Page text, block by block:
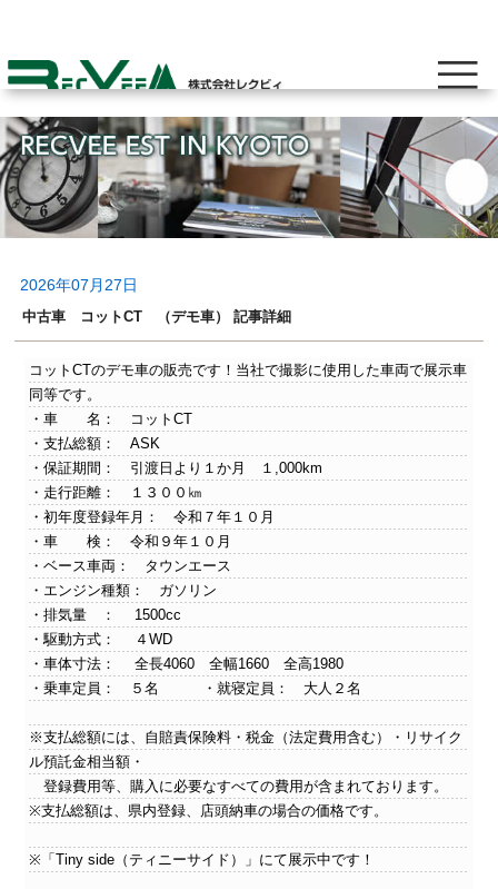
2026年07月27日
中古車 コットCT （デモ車） 記事詳細
コットCTのデモ車の販売です！当社で撮影に使用した車両で展示車
同等です。
・車 名： コットCT
・支払総額： ASK
・保証期間： 引渡日より１か月 １,000km
・走行距離： １３００㎞
・初年度登録年月： 令和７年１０月
・車 検： 令和９年１０月
・ベース車両： タウンエース
・エンジン種類： ガソリン
・排気量 ： 1500cc
・駆動方式： ４WD
・車体寸法： 全長4060 全幅1660 全高1980
・乗車定員： ５名 ・就寝定員： 大人２名
※支払総額には、自賠責保険料・税金（法定費用含む）・リサイク
ル預託金相当額・
登録費用等、購入に必要なすべての費用が含まれております。
※支払総額は、県内登録、店頭納車の場合の価格です。
※「Tiny side（ティニーサイド）」にて展示中です！